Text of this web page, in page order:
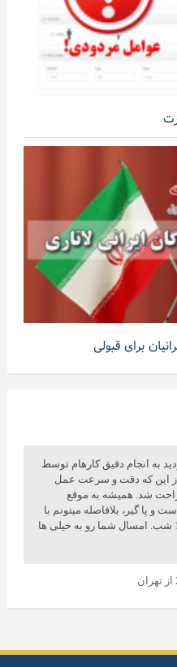
با تردید به انجام دقیق کارهام توسط
از این که دقت و سرعت عمل
راحت شد. همیشه به موقع
و پا گیر، بلافاصله میتونم با
مشاورم صحبت کنم. حتی ساعت 10 شب. امسال شما رو به خیلی ها